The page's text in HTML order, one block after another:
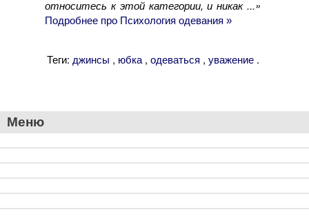
относитесь к этой категории, и никак ...»
Подробнее про Психология одевания »
Теги: джинсы , юбка, одеваться , уважение.
Меню